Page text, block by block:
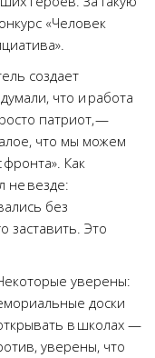
«Человек
создает
что и работа
патриот, —
что мы можем
Как
не везде:
без
заставить. Это
уверены:
доски
в школах —
уверены, что